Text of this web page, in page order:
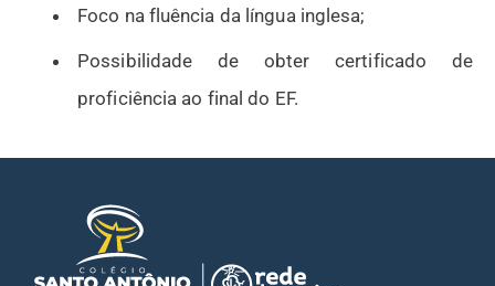
Foco na fluência da língua inglesa;
Possibilidade de obter certificado de
proficiência ao final do EF.